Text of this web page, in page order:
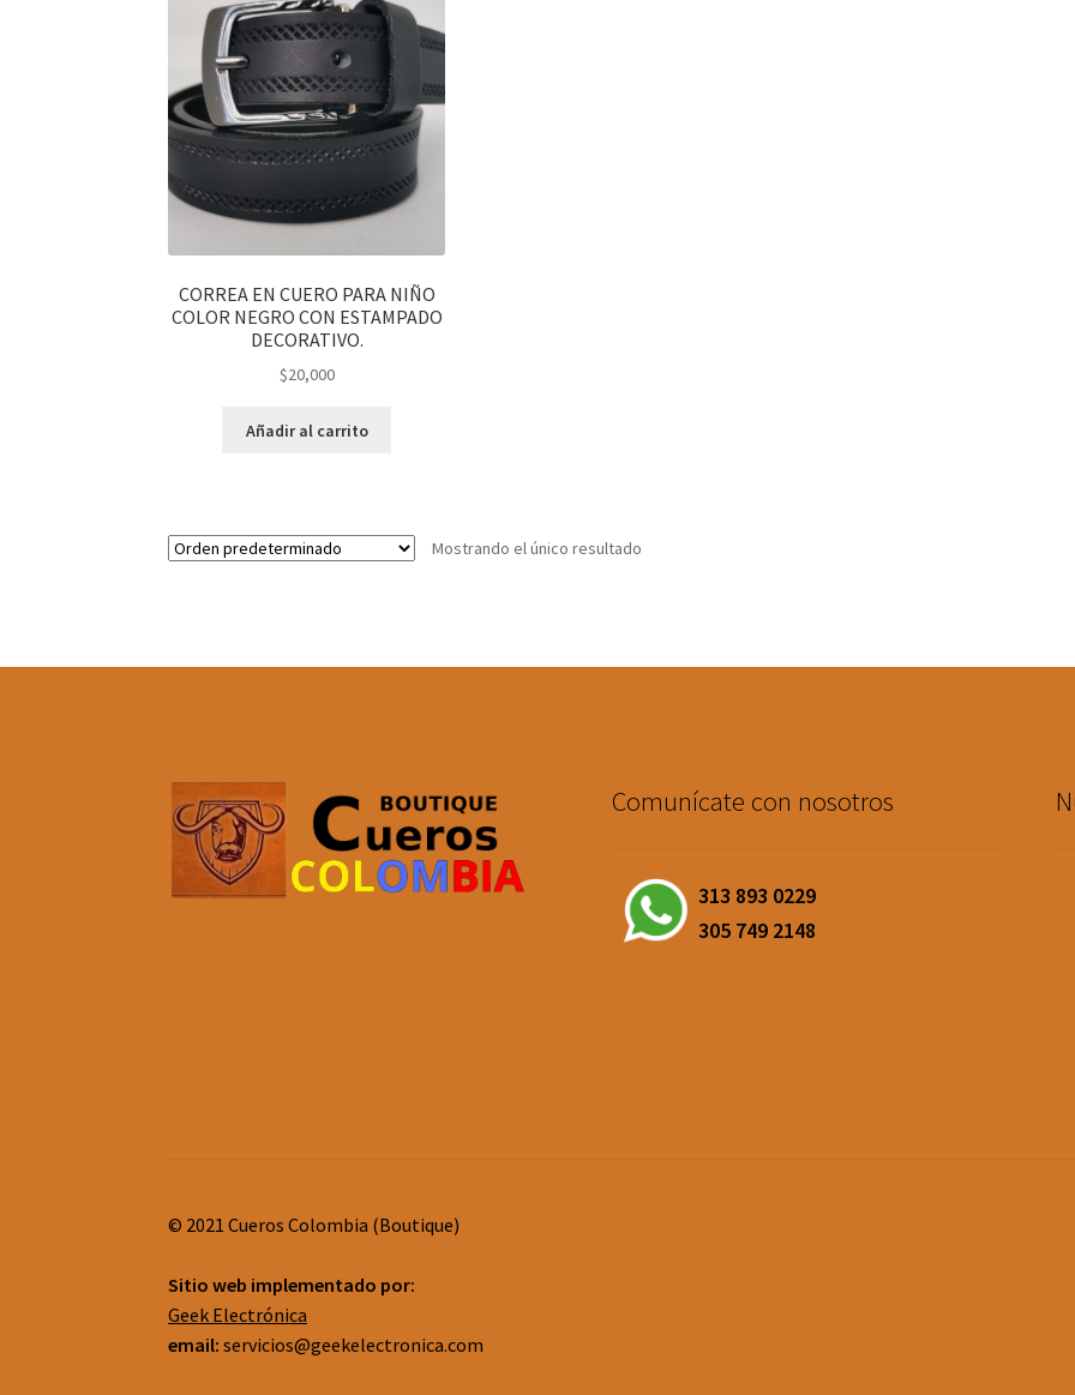
CORREA EN CUERO PARA NIÑO
COLOR NEGRO CON ESTAMPADO
DECORATIVO.
$20,000
Añadir al carrito
Mostrando el único resultado
Comunícate con nosotros
313 893 0229
305 749 2148
© 2021 Cueros Colombia (Boutique)
Sitio web implementado por:
Geek Electrónica
email: servicios@geekelectronica.com